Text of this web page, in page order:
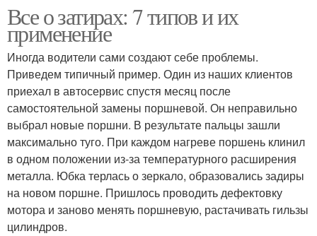
Все о затирах: 7 типов и их
применение
Иногда водители сами создают себе проблемы.
Приведем типичный пример. Один из наших клиентов
приехал в автосервис спустя месяц после
самостоятельной замены поршневой. Он неправильно
выбрал новые поршни. В результате пальцы зашли
максимально туго. При каждом нагреве поршень клинил
в одном положении из‐за температурного расширения
металла. Юбка терлась о зеркало, образовались задиры
на новом поршне. Пришлось проводить дефектовку
мотора и заново менять поршневую, растачивать гильзы
цилиндров.